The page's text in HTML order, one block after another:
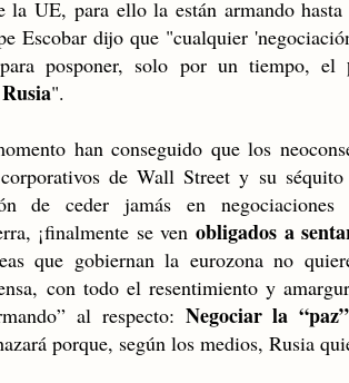
la UE, para ello la están armando
Escobar dijo que "cualquier
posponer, solo por un tiempo, el
".
han conseguido que los
corporativos de Wall Street y su
de ceder jamás en negociaciones
¡finalmente se ven obligados a
que gobiernan la eurozona no
con todo el resentimiento y
al respecto: Negociar la “paz”
porque, según los medios, Rusia